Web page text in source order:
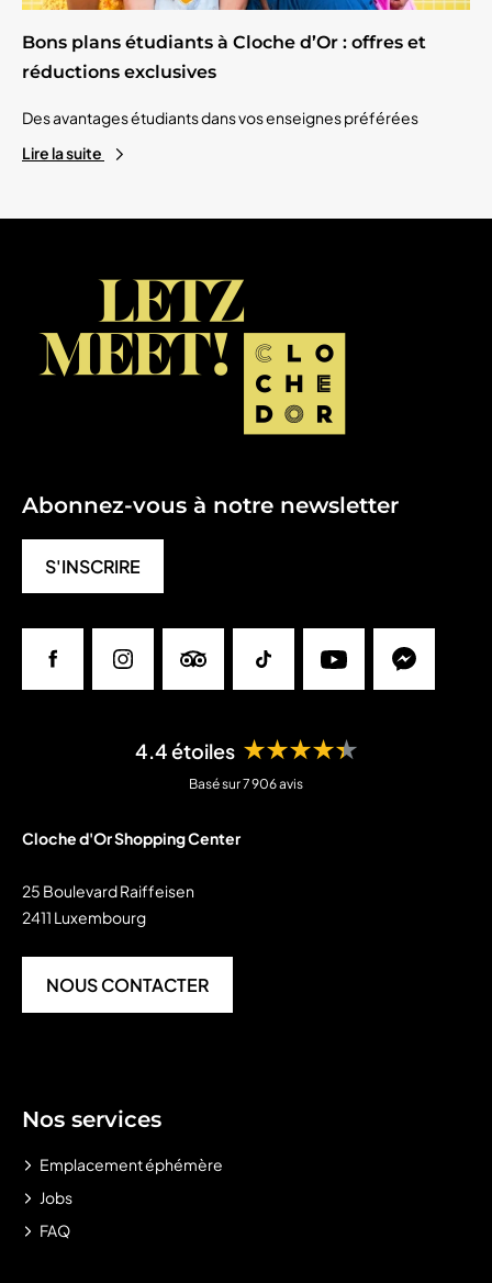
Bons plans étudiants à Cloche d’Or : offres et
réductions exclusives
Des avantages étudiants dans vos enseignes préférées
Lire la suite
4.4 étoiles ★★★★★
Basé sur 7 906 avis
Cloche d'Or Shopping Center
25 Boulevard Raiffeisen
2411 Luxembourg
NOUS CONTACTER
Nos services
Emplacement éphémère
Jobs
FAQ
Abonnez-vous à notre newsletter
S'INSCRIRE
FacebookInstagramTripadvisorTiktok Youtube Messenger